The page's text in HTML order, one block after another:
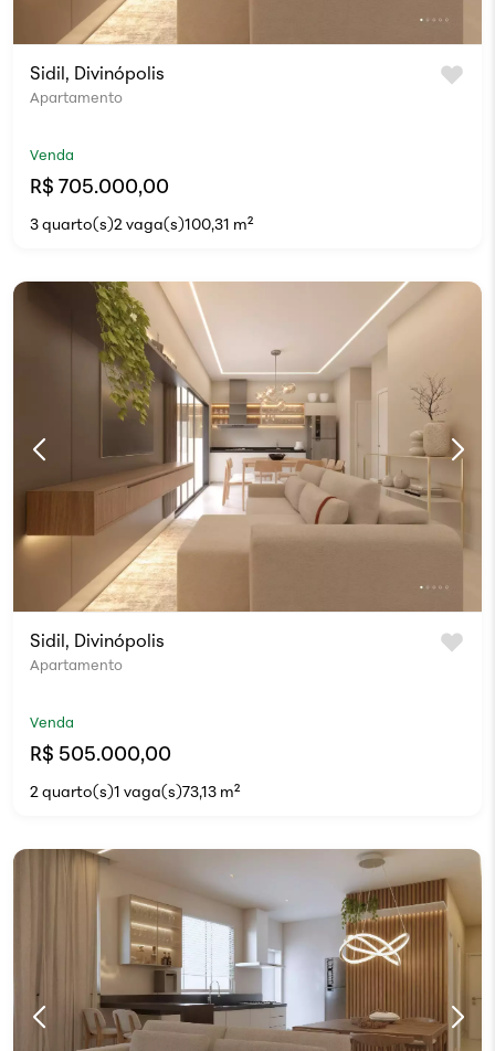
Sidil, Divinópolis
Apartamento
Venda
R$ 705.000,00
3 quarto(s)2 vaga(s)100,31 m²
Sidil, Divinópolis
Apartamento
Venda
R$ 505.000,00
2 quarto(s)1 vaga(s)73,13 m²